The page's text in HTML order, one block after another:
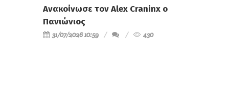
Ανακοίνωσε τον Alex Craninx ο
Πανιώνιος
31/07/2026 10:59 430